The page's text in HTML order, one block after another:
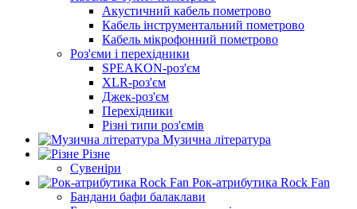
Акустичний кабель пометрово
Кабель інструментальний пометрово
Кабель мікрофонний пометрово
Роз'єми і перехідники
SPEAKON-роз'єм
XLR-роз'єм
Джек-роз'єм
Перехідники
Різні типи роз'ємів
Музична література
Різне
Сувеніри
Рок-атрибутика Rock Fan
Бандани бафи балаклави